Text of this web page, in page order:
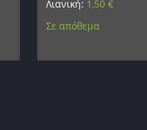
Λιανική: 1,50 €
Σε απόθεμα